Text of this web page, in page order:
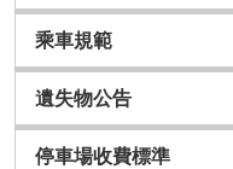
乘車規範
遺失物公告
停車場收費標準